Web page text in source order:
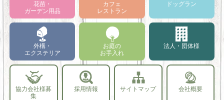
花苗・
ガーデン用品
カフェ
レストラン
ドッグラン
外構・
エクステリア
お庭の
お手入れ
法人・団体様
協力会社様募
集
採用情報 サイトマップ 会社概要